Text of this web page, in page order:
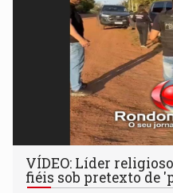
VÍDEO: Líder
fiéis sob pretexto de